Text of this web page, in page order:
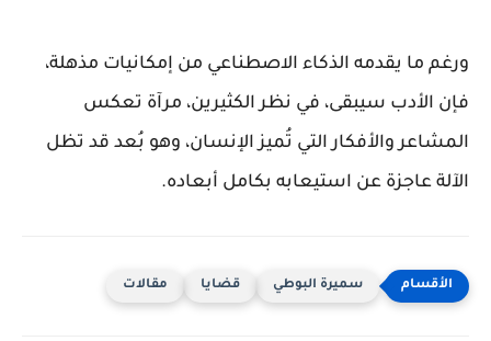
ورغم ما يقدمه الذكاء الاصطناعي من إمكانيات مذهلة،
فإن الأدب سيبقى، في نظر الكثيرين، مرآة تعكس
المشاعر والأفكار التي تُميز الإنسان، وهو بُعد قد تظل
الآلة عاجزة عن استيعابه بكامل أبعاده.
سميرة البوطي قضايا مقالات